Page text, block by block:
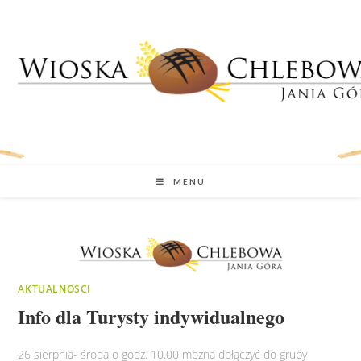
MENU
AKTUALNOSCI
Info dla Turysty indywidualnego
26 sierpnia- środa o godz. 10.00 można dołączyć do grupy